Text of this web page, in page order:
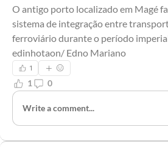
O antigo porto localizado em Magé
sistema de integração entre
ferroviário durante o período
edinhotaon/ Edno Mariano
1
1 0
Write a comment...